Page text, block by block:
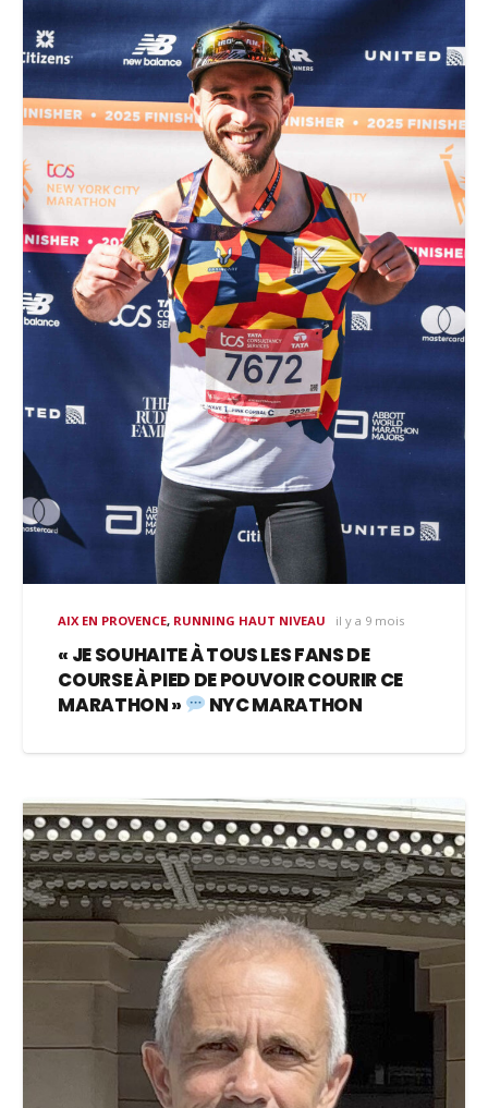
AIX EN PROVENCE, RUNNING HAUT NIVEAU il y a 9 mois
« JE SOUHAITE À TOUS LES FANS DE
COURSE À PIED DE POUVOIR COURIR CE
MARATHON »
NYC MARATHON